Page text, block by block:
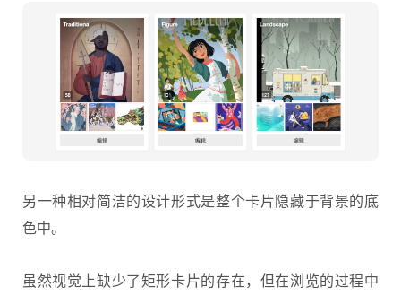
另一种相对简洁的设计形式是整个卡片隐藏于背景的底
色中。
虽然视觉上缺少了矩形卡片的存在，但在浏览的过程中